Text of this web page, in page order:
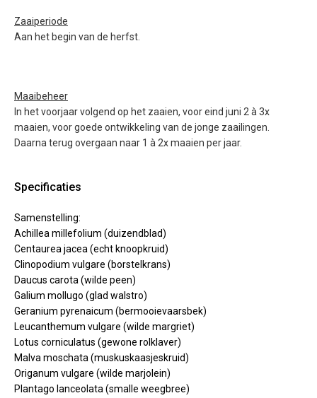
Zaaiperiode
Aan het begin van de herfst.
Maaibeheer
In het voorjaar volgend op het zaaien, voor eind juni 2 à 3x
maaien, voor goede ontwikkeling van de jonge zaailingen.
Daarna terug overgaan naar 1 à 2x maaien per jaar.
Specificaties
Samenstelling:
Achillea millefolium (duizendblad)
Centaurea jacea (echt knoopkruid)
Clinopodium vulgare (borstelkrans)
Daucus carota (wilde peen)
Galium mollugo (glad walstro)
Geranium pyrenaicum (bermooievaarsbek)
Leucanthemum vulgare (wilde margriet)
Lotus corniculatus (gewone rolklaver)
Malva moschata (muskuskaasjeskruid)
Origanum vulgare (wilde marjolein)
Plantago lanceolata (smalle weegbree)